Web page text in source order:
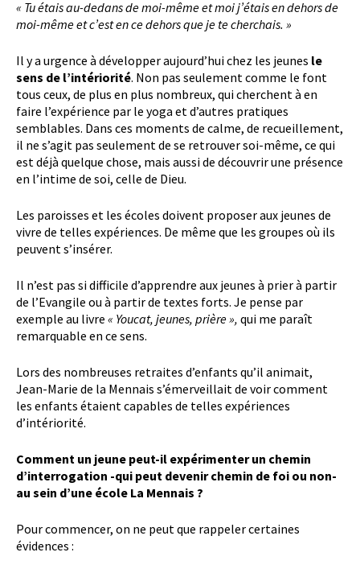
« Tu étais au-dedans de moi-même et moi j’étais en dehors de
moi-même et c’est en ce dehors que je te cherchais. »
Il y a urgence à développer aujourd’hui chez les jeunes le
sens de l’intériorité. Non pas seulement comme le font
tous ceux, de plus en plus nombreux, qui cherchent à en
faire l’expérience par le yoga et d’autres pratiques
semblables. Dans ces moments de calme, de recueillement,
il ne s’agit pas seulement de se retrouver soi-même, ce qui
est déjà quelque chose, mais aussi de découvrir une présence
en l’intime de soi, celle de Dieu.
Les paroisses et les écoles doivent proposer aux jeunes de
vivre de telles expériences. De même que les groupes où ils
peuvent s’insérer.
Il n’est pas si difficile d’apprendre aux jeunes à prier à partir
de l’Evangile ou à partir de textes forts. Je pense par
exemple au livre « Youcat, jeunes, prière », qui me paraît
remarquable en ce sens.
Lors des nombreuses retraites d’enfants qu’il animait,
Jean-Marie de la Mennais s’émerveillait de voir comment
les enfants étaient capables de telles expériences
d’intériorité.
Comment un jeune peut-il expérimenter un chemin
d’interrogation -qui peut devenir chemin de foi ou non-
au sein d’une école La Mennais ?
Pour commencer, on ne peut que rappeler certaines
évidences :